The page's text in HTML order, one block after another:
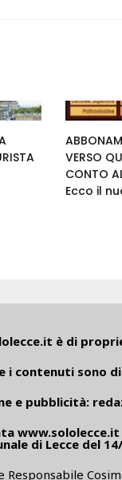
VERSO
CONTO
Ecco il
è di
i contenuti sono
e pubblicità:
www.sololecce.it
di Lecce del